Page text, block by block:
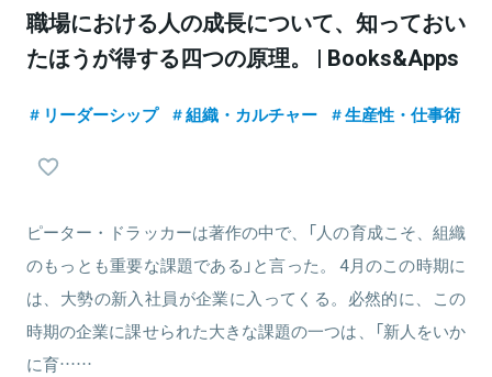
職場における人の成長について、知っておい
たほうが得する四つの原理。 | Books&Apps
リーダーシップ 組織・カルチャー 生産性・仕事術
ピーター・ドラッカーは著作の中で、「人の育成こそ、組織
のもっとも重要な課題である」と言った。 4月のこの時期に
は、大勢の新入社員が企業に入ってくる。必然的に、この
時期の企業に課せられた大きな課題の一つは、「新人をいか
に育……